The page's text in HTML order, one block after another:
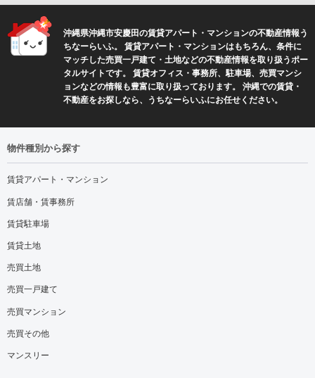
沖縄県沖縄市安慶田の賃貸アパート・マンションの不動産情報う
ちなーらいふ。 賃貸アパート・マンションはもちろん、条件に
マッチした売買一戸建て・土地などの不動産情報を取り扱うポー
タルサイトです。 賃貸オフィス・事務所、駐車場、売買マンシ
ョンなどの情報も豊富に取り扱っております。 沖縄での賃貸・
不動産をお探しなら、うちなーらいふにお任せください。
物件種別から探す
賃貸アパート・マンション
賃店舗・賃事務所
賃貸駐車場
賃貸土地
売買土地
売買一戸建て
売買マンション
売買その他
マンスリー